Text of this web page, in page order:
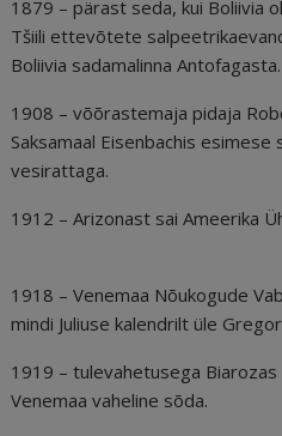
1879 – pärast seda, kui Boliivia
Tšiili ettevõtete
Boliivia sadamalinna
1908 – võõrastemaja pidaja
Saksamaal Eisenbachis
vesirattaga.
1912 – Arizonast sai Ameerika
1918 – Venemaa Nõukogude
mindi Juliuse kalendrilt üle
1919 – tulevahetusega
Venemaa vaheline sõda.